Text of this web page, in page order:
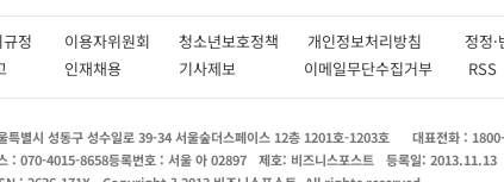
규정 이용자위원회 청소년보호정책 개인정보처리방침 정정
고 인재채용 기사제보 이메일무단수집거부 RSS
특별시 성동구 성수일로 39-34 서울숲더스페이스 12층 1201호-1203호 대표전화 :
: 070-4015-8658등록번호 : 서울 아 02897 제호: 비즈니스포스트 등록일: 2013.11.13